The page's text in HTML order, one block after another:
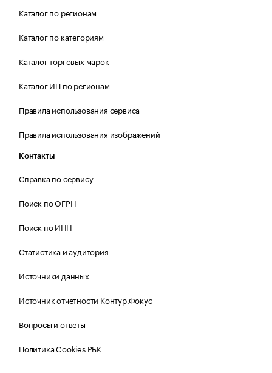
Каталог по регионам
Каталог по категориям
Каталог торговых марок
Каталог ИП по регионам
Правила использования сервиса
Правила использования изображений
Контакты
Справка по сервису
Поиск по ОГРН
Поиск по ИНН
Статистика и аудитория
Источники данных
Источник отчетности Контур.Фокус
Вопросы и ответы
Политика Cookies РБК